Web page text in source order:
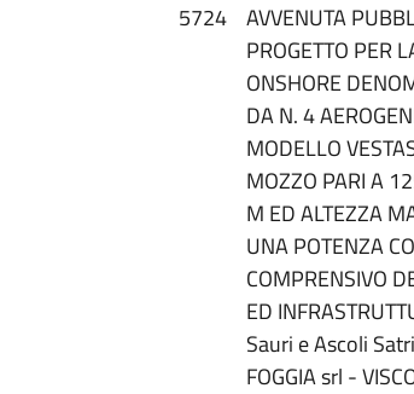
5724 AVVENUTA
PROGETTO PER
ONSHORE
DA N. 4
MODELLO
MOZZO PARI A
M ED ALTEZZA
UNA POTENZA
COMPRENSIVO
ED
Sauri e Ascoli
FOGGIA srl -